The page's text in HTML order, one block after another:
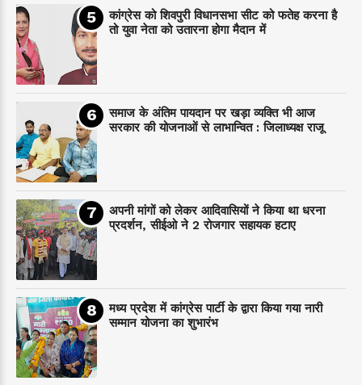
कांग्रेस को शिवपुरी विधानसभा सीट को फतेह करना है
तो युवा नेता को उतारना होगा मैदान में
समाज के अंतिम पायदान पर‌ खड़ा व्यक्ति भी आज
सरकार की योजनाओं से लाभान्वित : जिलाध्यक्ष राजू
अपनी मांगों को लेकर आदिवासियों ने किया था धरना
प्रदर्शन, सीईओ ने 2 रोजगार सहायक हटाए
मध्य प्रदेश में कांग्रेस पार्टी के द्वारा किया गया नारी
सम्मान योजना का शुभारंभ